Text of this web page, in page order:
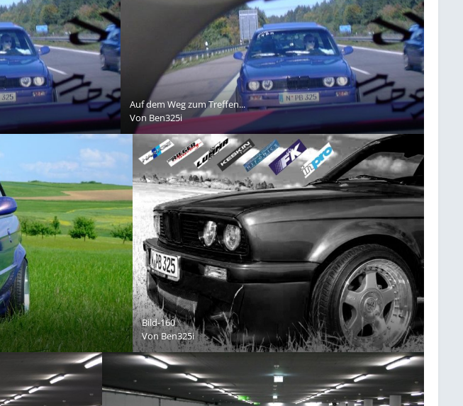
Auf dem Weg zum Treffen...
Von Ben325i
Bild-160
VonBen325i